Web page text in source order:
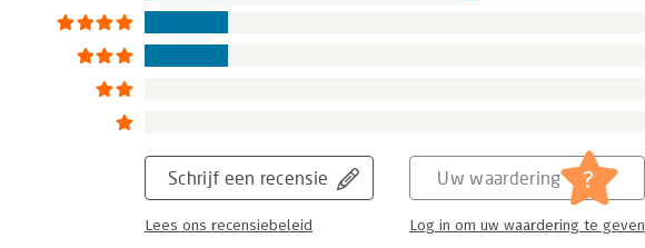
Schrijf een recensie
Lees ons recensiebeleid
Uw waardering ?
Log in om uw waardering te geven